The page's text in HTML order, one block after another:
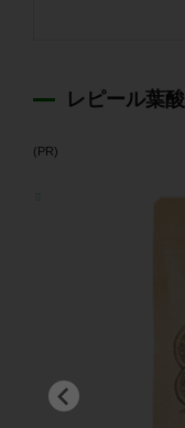
レピール葉酸
(PR)